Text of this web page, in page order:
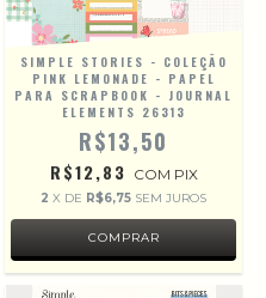
SIMPLE STORIES - COLEÇÃO
PINK LEMONADE - PAPEL
PARA SCRAPBOOK - JOURNAL
ELEMENTS 26313
R$13,50
R$12,83 COM PIX
2 X DE R$6,75 SEM JUROS